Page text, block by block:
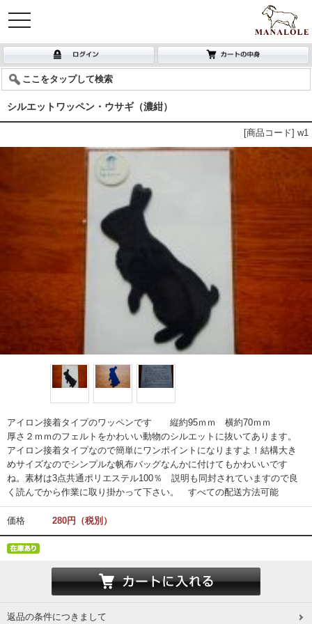
toggle
navigation
ここをタップして検索
シルエットワッペン・ウサギ（濃紺）
[商品コード] w1
アイロン接着タイプのワッペンです 縦約95ｍｍ 横約70ｍｍ
厚さ２ｍｍのフェルトをかわいい動物のシルエットに抜いてあります。
アイロン接着タイプなので簡単にワンポイントになりますよ！結構大き
めサイズなのでシンプルな帆布バッグなんかに付けてもかわいいです
ね。素材は3点共通ポリエステル100％ 説明も同封されていますので良
く読んでから作業に取り掛かって下さい。 すべての配送方法可能
価格 280円（税別）
返品の条件につきまして